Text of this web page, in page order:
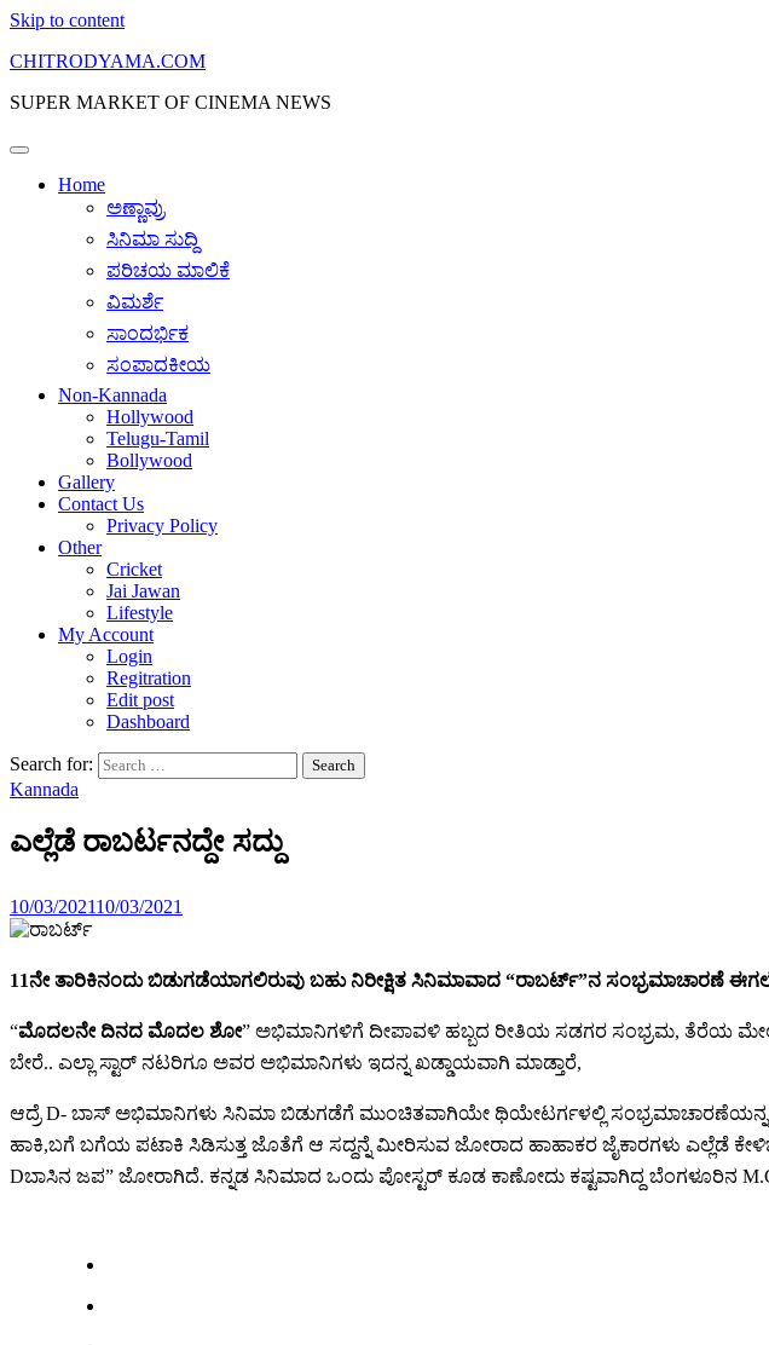
Skip to content
CHITRODYAMA.COM
SUPER MARKET OF CINEMA NEWS
Home
ಅಣ್ಣಾವ್ರು
ಸಿನಿಮಾ ಸುದ್ದಿ
ಪರಿಚಯ ಮಾಲಿಕೆ
ವಿಮರ್ಶೆ
ಸಾಂದರ್ಭಿಕ
ಸಂಪಾದಕೀಯ
Non-Kannada
Hollywood
Telugu-Tamil
Bollywood
Gallery
Contact Us
Privacy Policy
Other
Cricket
Jai Jawan
Lifestyle
My Account
Login
Regitration
Edit post
Dashboard
Search for:
Kannada
ಎಲ್ಲೆಡೆ ರಾಬರ್ಟನದ್ದೇ ಸದ್ದು
10/03/202110/03/2021
11ನೇ ತಾರಿಕಿನಂದು ಬಿಡುಗಡೆಯಾಗಲಿರುವು ಬಹು ನಿರೀಕ್ಷಿತ ಸಿನಿಮಾವಾದ “ರಾಬರ್ಟ್”ನ ಸಂಭ್ರಮಾಚಾರಣೆ
“ಮೊದಲನೇ ದಿನದ ಮೊದಲ ಶೋ” ಅಭಿಮಾನಿಗಳಿಗೆ ದೀಪಾವಳಿ ಹಬ್ಬದ ರೀತಿಯ ಸಡಗರ ಸಂಭ್ರಮ, ತೆರೆಯ
ಬೇರೆ.. ಎಲ್ಲಾ ಸ್ಟಾರ್ ನಟರಿಗೂ ಅವರ ಅಭಿಮಾನಿಗಳು ಇದನ್ನ ಖಡ್ಡಾಯವಾಗಿ ಮಾಡ್ತಾರೆ,
ಆದ್ರೆ D- ಬಾಸ್ ಅಭಿಮಾನಿಗಳು ಸಿನಿಮಾ ಬಿಡುಗಡೆಗೆ ಮುಂಚಿತವಾಗಿಯೇ ಥಿಯೇಟರ್ಗಳಲ್ಲಿ ಸಂಭ್ರಮಾಚಾರಣೆಯನ್ನ
ಹಾಕಿ,ಬಗೆ ಬಗೆಯ ಪಟಾಕಿ ಸಿಡಿಸುತ್ತ ಜೊತೆಗೆ ಆ ಸದ್ದನ್ನೆ ಮೀರಿಸುವ ಜೋರಾದ ಹಾಹಾಕರ ಜೈಕಾರಗಳು ಎಲ್ಲೆಡೆ
Dಬಾಸಿನ ಜಪ” ಜೋರಾಗಿದೆ. ಕನ್ನಡ ಸಿನಿಮಾದ ಒಂದು ಪೋಸ್ಟರ್ ಕೂಡ ಕಾಣೋದು ಕಷ್ಟವಾಗಿದ್ದ ಬೆಂಗಳೂರಿನ